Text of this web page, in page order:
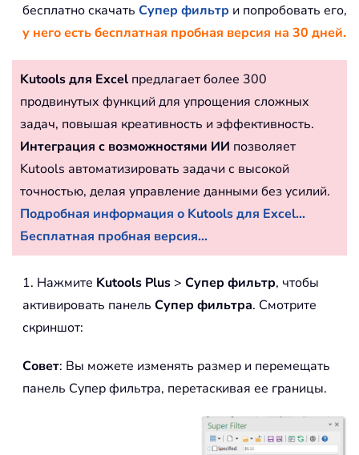
бесплатно скачать Супер фильтр и попробовать его,
у него есть бесплатная пробная версия на 30 дней.
Kutools для Excel предлагает более 300
продвинутых функций для упрощения сложных
задач, повышая креативность и эффективность.
Интеграция с возможностями ИИ позволяет
Kutools автоматизировать задачи с высокой
точностью, делая управление данными без усилий.
Подробная информация о Kutools для Excel...
Бесплатная пробная версия...
1. Нажмите Kutools Plus > Супер фильтр, чтобы
активировать панель Супер фильтра. Смотрите
скриншот:
Совет: Вы можете изменять размер и перемещать
панель Супер фильтра, перетаскивая ее границы.